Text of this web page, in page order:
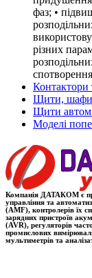
фаз; •
різних
Контактори
Щити, шафи
Щити автом.
Моделі
Компанія ДАТАКОМ є
управління та
(AMF), контролерів їх
зарядних пристроїв
(AVR), регуляторів
промислових
мультиметрів та